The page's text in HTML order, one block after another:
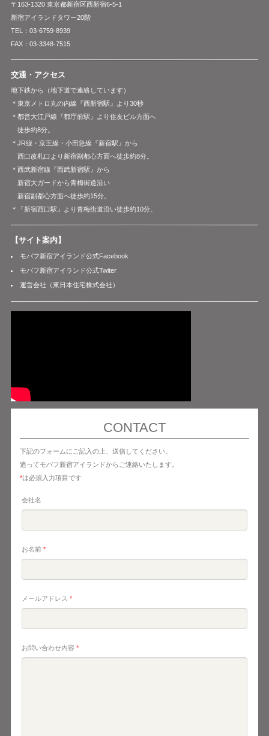
〒163-1320 東京都新宿区西新宿6-5-1
新宿アイランドタワー20階
TEL：03-6759-8939
FAX：03-3348-7515
交通・アクセス
地下鉄から（地下道で連絡しています）
＊東京メトロ丸の内線『西新宿駅』より30秒
＊都営大江戸線『都庁前駅』より住友ビル方面へ
徒歩約8分。
＊JR線・京王線・小田急線『新宿駅』から
西口改札口より新宿副都心方面へ徒歩約8分。
＊西武新宿線『西武新宿駅』から
新宿大ガードから青梅街道沿い
新宿副都心方面へ徒歩約15分。
＊『新宿西口駅』より青梅街道沿い徒歩約10分。
【サイト案内】
モバフ新宿アイランド公式Facebook
モバフ新宿アイランド公式Twiter
運営会社（東日本住宅株式会社）
CONTACT
下記のフォームにご記入の上、送信してください。
追ってモバフ新宿アイランドからご連絡いたします。
*は必須入力項目です
会社名
お名前 *
メールアドレス *
お問い合わせ内容 *